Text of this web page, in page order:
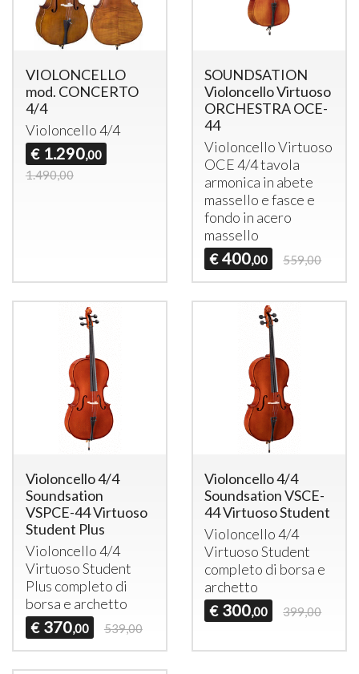
VIOLONCELLO
mod. CONCERTO
4/4
Violoncello 4/4
€ 1.290,00
1.490,00
SOUNDSATION
Violoncello Virtuoso
ORCHESTRA OCE-
44
Violoncello Virtuoso
OCE4/4 tavola
armonica in abete
massello e fasce e
fondo in acero
massello
€ 400,00 559,00
Violoncello 4/4
Soundsation
VSPCE-44 Virtuoso
Student Plus
Violoncello 4/4
Virtuoso Student
Plus completo di
borsa e archetto
€ 370,00 539,00
Violoncello 4/4
Soundsation VSCE-
44 Virtuoso Student
Violoncello 4/4
Virtuoso Student
completo di borsa e
archetto
€ 300,00 399,00